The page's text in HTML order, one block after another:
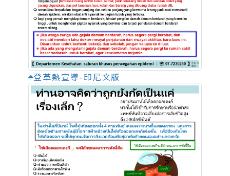
登革熱宣導-印尼文版